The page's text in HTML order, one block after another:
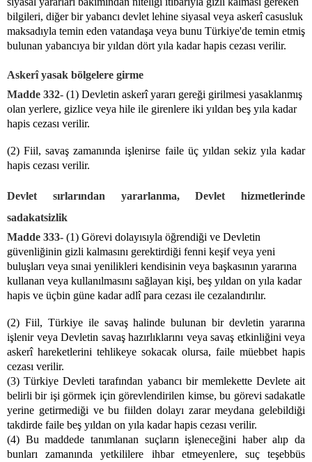
bilgileri, diğer bir yabancı devlet lehine siyasal veya askerî casusluk
maksadıyla temin eden vatandaşa veya bunu Türkiye'de temin etmiş
bulunan yabancıya bir yıldan dört yıla kadar hapis cezası verilir.
Askerî yasak bölgelere girme
Madde 332- (1) Devletin askerî yararı gereği girilmesi yasaklanmış
olan yerlere, gizlice veya hile ile girenlere iki yıldan beş yıla kadar
hapis cezası verilir.
(2) Fiil, savaş zamanında işlenirse faile üç yıldan sekiz yıla kadar
hapis cezası verilir.
Devlet sırlarından yararlanma, Devlet hizmetlerinde
sadakatsizlik
Madde 333- (1) Görevi dolayısıyla öğrendiği ve Devletin
güvenliğinin gizli kalmasını gerektirdiği fenni keşif veya yeni
buluşları veya sınai yenilikleri kendisinin veya başkasının yararına
kullanan veya kullanılmasını sağlayan kişi, beş yıldan on yıla kadar
hapis ve üçbin güne kadar adlî para cezası ile cezalandırılır.
(2) Fiil, Türkiye ile savaş halinde bulunan bir devletin yararına
işlenir veya Devletin savaş hazırlıklarını veya savaş etkinliğini veya
askerî hareketlerini tehlikeye sokacak olursa, faile müebbet hapis
cezası verilir.
(3) Türkiye Devleti tarafından yabancı bir memlekette Devlete ait
belirli bir işi görmek için görevlendirilen kimse, bu görevi sadakatle
yerine getirmediği ve bu fiilden dolayı zarar meydana gelebildiği
takdirde faile beş yıldan on yıla kadar hapis cezası verilir.
(4) Bu maddede tanımlanan suçların işleneceğini haber alıp da
bunları zamanında yetkililere ihbar etmeyenlere, suç teşebbüs